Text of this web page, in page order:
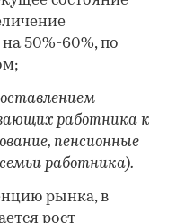
50%-60%, по
работника к
пенсионные
работника).
рынка, в
рост